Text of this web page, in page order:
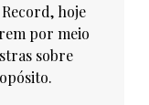
hoje
por meio
sobre